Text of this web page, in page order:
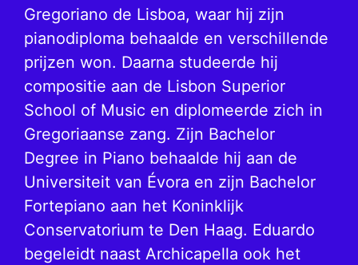
Gregoriano de Lisboa, waar hij zijn
pianodiploma behaalde en verschillende
prijzen won. Daarna studeerde hij
compositie aan de Lisbon Superior
School of Music en diplomeerde zich in
Gregoriaanse zang. Zijn Bachelor
Degree in Piano behaalde hij aan de
Universiteit van Évora en zijn Bachelor
Fortepiano aan het Koninklijk
Conservatorium te Den Haag. Eduardo
begeleidt naast Archicapella ook het